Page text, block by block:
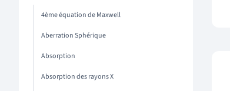
4ème équation de Maxwell
Aberration Sphérique
Absorption
Absorption des rayons X